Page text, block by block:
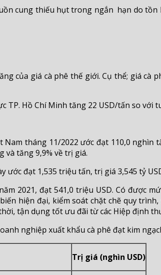
cung thiếu hụt trong ngắn hạn do
của giá cà phê thế giới. Cụ thể; giá cà
Hồ Chí Minh tăng 22 USD/tấn so với
tháng 11/2022 ước đạt 110,0
và tăng 9,9% về trị giá.
đạt 1,535 triệu tấn, trị giá 3,545 tỷ
2021, đạt 541,0 triệu USD. Có
hiện đại, kiểm soát chặt chẽ quy
tận dụng tốt ưu đãi từ các Hiệp định
nghiệp xuất khẩu cà phê đạt kim
Trị giá (nghìn USD)